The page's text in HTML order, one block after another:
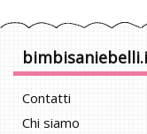
Contatti
Chi siamo